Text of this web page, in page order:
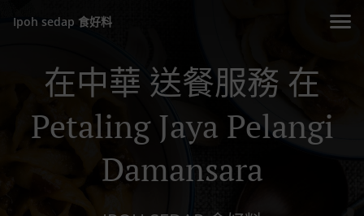
Ipoh sedap 食好料
在中華 送餐服務 在
Petaling Jaya Pelangi
Damansara